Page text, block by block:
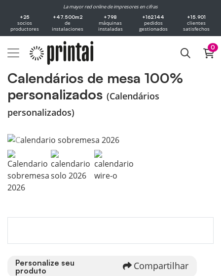
La mayor red online de impresores en cifras
+25
socios
productores
+47.500m2
de
instalaciones
+798
máquinas
instaladas
+162.144
pedidos
gestionados
+15.901
clientes
satisfechos
0
Calendários de mesa 100%
personalizados (Calendários
personalizados)
Personalize seu
produto
Compartilhar